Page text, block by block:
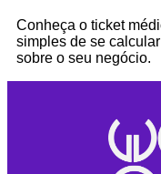
Conheça o ticket
simples de se
sobre o seu negócio.